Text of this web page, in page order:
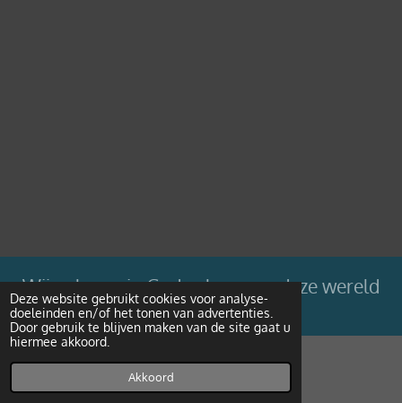
Deze website gebruikt cookies voor analyse-
doeleinden en/of het tonen van advertenties.
Door gebruik te blijven maken van de site gaat u
hiermee akkoord.
Akkoord
Wij geloven in Gods plan voor deze wereld
Powered byJouwWeb